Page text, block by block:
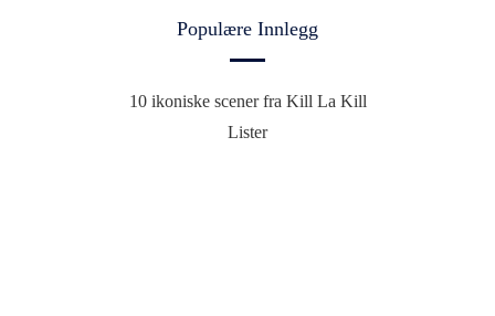
Populære Innlegg
10 ikoniske scener fra Kill La Kill
Lister